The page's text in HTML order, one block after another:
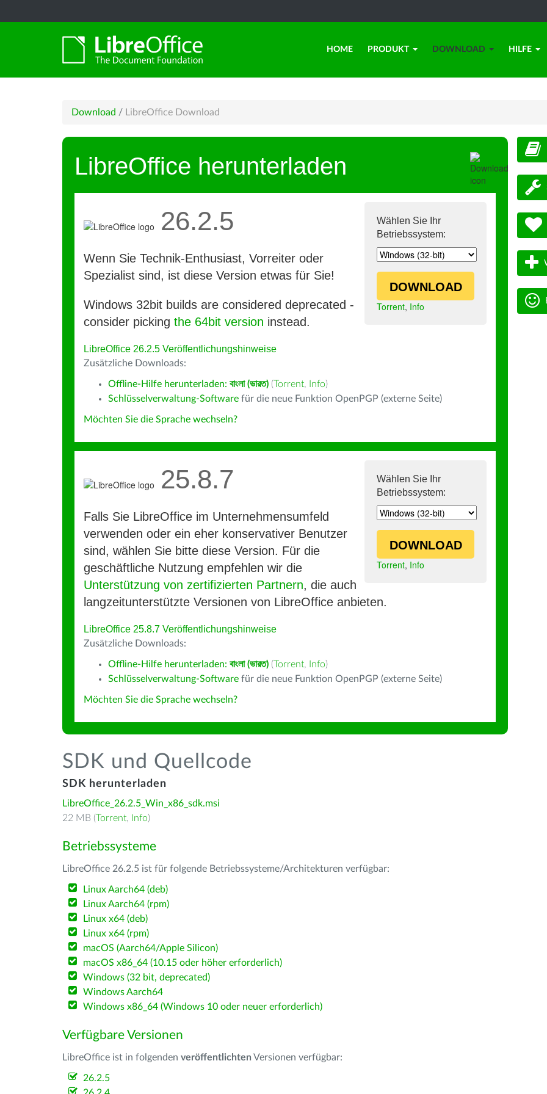
HOME PRODUKT DOWNLOAD HILFE
Download / LibreOffice Download
LibreOffice herunterladen
Wählen Sie Ihr
Betriebssystem:
DOWNLOAD
Torrent, Info
26.2.5
Wenn Sie Technik-Enthusiast, Vorreiter oder
Spezialist sind, ist diese Version etwas für Sie!
Windows 32bit builds are considered deprecated -
consider picking the 64bit version instead.
LibreOffice 26.2.5 Veröffentlichungshinweise
Zusätzliche Downloads:
Offline-Hilfe herunterladen: বাংলা (ভারত) (Torrent, Info)
Schlüsselverwaltung-Software für die neue Funktion OpenPGP (externe Seite)
Möchten Sie die Sprache wechseln?
Wählen Sie Ihr
Betriebssystem:
DOWNLOAD
Torrent, Info
25.8.7
Falls Sie LibreOffice im Unternehmensumfeld
verwenden oder ein eher konservativer Benutzer
sind, wählen Sie bitte diese Version. Für die
geschäftliche Nutzung empfehlen wir die
Unterstützung von zertifizierten Partnern, die auch
langzeitunterstützte Versionen von LibreOffice anbieten.
LibreOffice 25.8.7 Veröffentlichungshinweise
Zusätzliche Downloads:
Offline-Hilfe herunterladen: বাংলা (ভারত) (Torrent, Info)
Schlüsselverwaltung-Software für die neue Funktion OpenPGP (externe Seite)
Möchten Sie die Sprache wechseln?
SDK und Quellcode
SDK herunterladen
LibreOffice_26.2.5_Win_x86_sdk.msi
22 MB (Torrent, Info)
Betriebssysteme
LibreOffice 26.2.5 ist für folgende Betriebssysteme/Architekturen verfügbar:
Linux Aarch64 (deb)
Linux Aarch64 (rpm)
Linux x64 (deb)
Linux x64 (rpm)
macOS (Aarch64/Apple Silicon)
macOS x86_64 (10.15 oder höher erforderlich)
Windows (32 bit, deprecated)
Windows Aarch64
Windows x86_64 (Windows 10 oder neuer erforderlich)
Verfügbare Versionen
LibreOffice ist in folgenden veröffentlichten Versionen verfügbar:
26.2.5